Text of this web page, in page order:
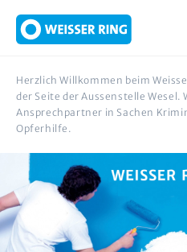
Herzlich Willkommen beim
der Seite der Aussenstelle Wesel.
Ansprechpartner in Sachen
Opferhilfe.